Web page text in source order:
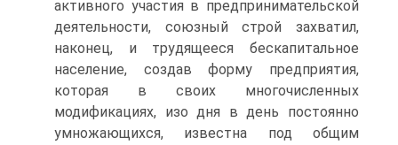
активного участия в предпринимательской
деятельности, союзный строй захватил,
наконец, и трудящееся бескапитальное
население, создав форму предприятия,
которая в своих многочисленных
модификациях, изо дня в день постоянно
умножающихся, известна под общим